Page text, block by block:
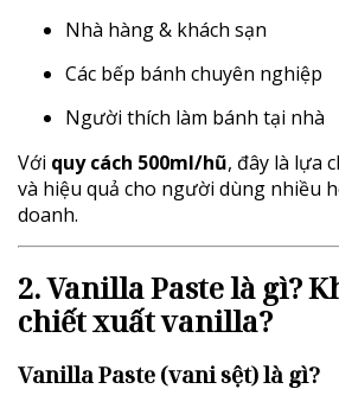
Nhà hàng & khách sạn
Các bếp bánh chuyên nghiệp
Người thích làm bánh tại nhà
Với quy cách 500ml/hũ, đây là lựa
và hiệu quả cho người dùng nhiều
doanh.
2. Vanilla Paste là gì?
chiết xuất vanilla?
Vanilla Paste (vani sệt) là gì?